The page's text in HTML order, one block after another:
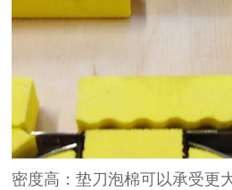
密度高：垫刀泡棉可以承受更